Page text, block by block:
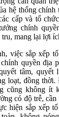
hệ thống
cấp và tổ
chính
mang lại lợi
việc sắp xếp
quyền địa
tâm,
loạt, đồng thời.
cũng không ít
có độ trễ,
hiện sắp xếp